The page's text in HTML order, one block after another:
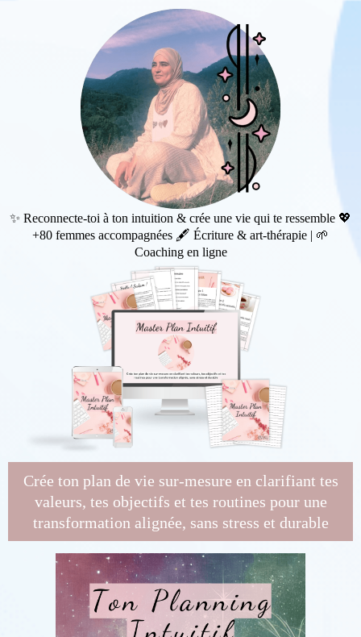
✨ Reconnecte-toi à ton intuition & crée une vie qui te ressemble 💖
+80 femmes accompagnées 🖋️ Écriture & art-thérapie | 🌱
Coaching en ligne
Crée ton plan de vie sur-mesure en clarifiant tes
valeurs, tes objectifs et tes routines pour une
transformation alignée, sans stress et durable